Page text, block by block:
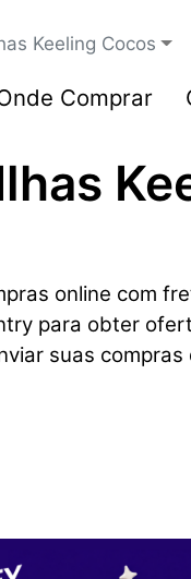
Keeling Cocos
Comprar
online com
para obter
suas